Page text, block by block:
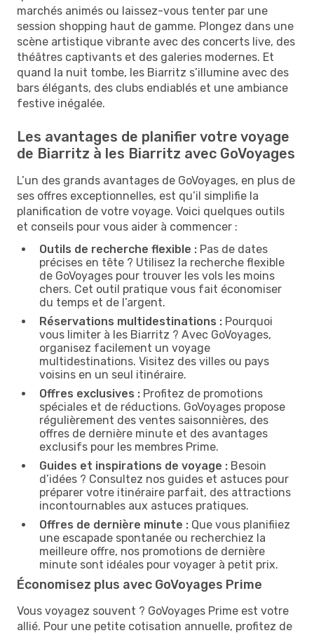
marchés animés ou laissez-vous tenter par une
session shopping haut de gamme. Plongez dans une
scène artistique vibrante avec des concerts live, des
théâtres captivants et des galeries modernes. Et
quand la nuit tombe, les Biarritz s’illumine avec des
bars élégants, des clubs endiablés et une ambiance
festive inégalée.
Les avantages de planifier votre voyage
de Biarritz à les Biarritz avec GoVoyages
L’un des grands avantages de GoVoyages, en plus de
ses offres exceptionnelles, est qu’il simplifie la
planification de votre voyage. Voici quelques outils
et conseils pour vous aider à commencer :
Outils de recherche flexible : Pas de dates
précises en tête ? Utilisez la recherche flexible
de GoVoyages pour trouver les vols les moins
chers. Cet outil pratique vous fait économiser
du temps et de l’argent.
Réservations multidestinations : Pourquoi
vous limiter à les Biarritz ? Avec GoVoyages,
organisez facilement un voyage
multidestinations. Visitez des villes ou pays
voisins en un seul itinéraire.
Offres exclusives : Profitez de promotions
spéciales et de réductions. GoVoyages propose
régulièrement des ventes saisonnières, des
offres de dernière minute et des avantages
exclusifs pour les membres Prime.
Guides et inspirations de voyage : Besoin
d’idées ? Consultez nos guides et astuces pour
préparer votre itinéraire parfait, des attractions
incontournables aux astuces pratiques.
Offres de dernière minute : Que vous planifiiez
une escapade spontanée ou recherchiez la
meilleure offre, nos promotions de dernière
minute sont idéales pour voyager à petit prix.
Économisez plus avec GoVoyages Prime
Vous voyagez souvent ? GoVoyages Prime est votre
allié. Pour une petite cotisation annuelle, profitez de